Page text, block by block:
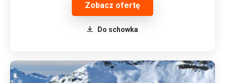
Zobacz ofertę
Do schowka